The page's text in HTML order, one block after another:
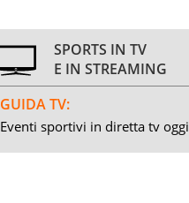
SPORTS IN TV
E IN STREAMING
GUIDA TV:
Eventi sportivi in diretta tv oggi